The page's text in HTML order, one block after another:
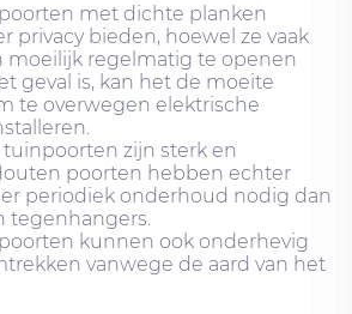
met dichte planken
privacy bieden, hoewel ze vaak
moeilijk regelmatig te openen
geval is, kan het de moeite
te overwegen elektrische
zijn sterk en
poorten hebben echter
periodiek onderhoud nodig dan
tegenhangers.
kunnen ook onderhevig
vanwege de aard van het